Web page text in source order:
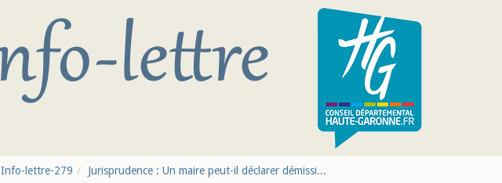
Info-lettre-279 Jurisprudence : Un maire peut-il déclarer démissi...